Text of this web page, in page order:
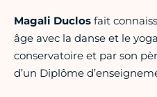
Magali Duclos fait
âge avec la danse et le
conservatoire et par son
d’un Diplôme